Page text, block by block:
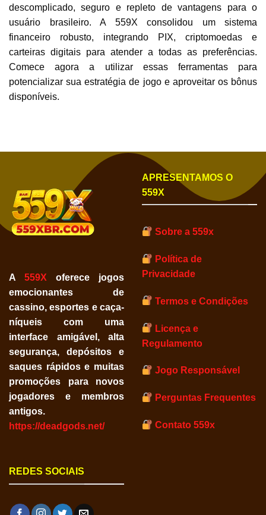
descomplicado, seguro e repleto de vantagens para o
usuário brasileiro. A 559X consolidou um sistema
financeiro robusto, integrando PIX, criptomoedas e
carteiras digitais para atender a todas as preferências.
Comece agora a utilizar essas ferramentas para
potencializar sua estratégia de jogo e aproveitar os bônus
disponíveis.
A 559X oferece jogos
emocionantes de
cassino, esportes e caça-
níqueis com uma
interface amigável, alta
segurança, depósitos e
saques rápidos e muitas
promoções para novos
jogadores e membros
antigos.
https://deadgods.net/
REDES SOCIAIS
APRESENTAMOS O
559X
Sobre a 559x
Política de
Privacidade
Termos e Condições
Licença e
Regulamento
Jogo Responsável
Perguntas Frequentes
Contato 559x